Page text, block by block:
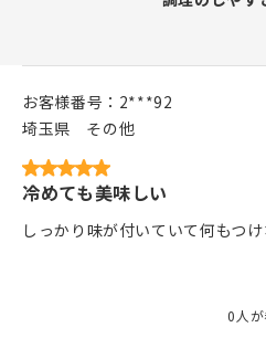
お客様番号： 2***92
埼玉県
その他
冷めても美味しい
しっかり味が付いていて何もつけ
0人が